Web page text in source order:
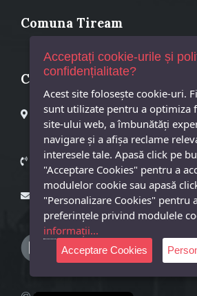
Comuna Tiream
Contact
Primaria Comuna Tiream
Tiream, Str. Principala, Nr. 25
Cod postal 447325
Primar – 0261873601
Secretar – 0261873718
primaria@tiream.ro
Acceptați cookie-urile și
confidențialitate?
Acest site foloseşte cookie-uri.
sunt utilizate pentru a optimiza
site-ului web, a îmbunătăţi
navigare şi a afişa reclame
interesele tale. Apasă click pe
"Acceptare Cookies" pentru a
modulelor cookie sau apasă
"Personalizare Cookies" pentru
preferinţele privind modulele
informații...
Acceptare Cookies